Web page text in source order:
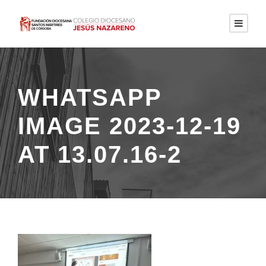
WHATSAPP
IMAGE 2023-12-19
AT 13.07.16-2